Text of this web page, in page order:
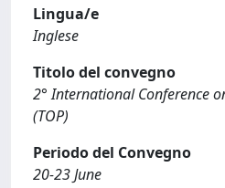
Lingua/e
Inglese
Titolo del convegno
2° International Conference
(TOP)
Periodo del Convegno
20-23 June